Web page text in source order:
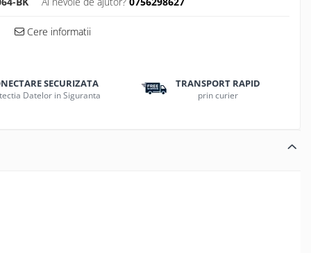
Cere informatii
SECURIZATA
Datelor in Siguranta
TRANSPORT RAPID
prin curier